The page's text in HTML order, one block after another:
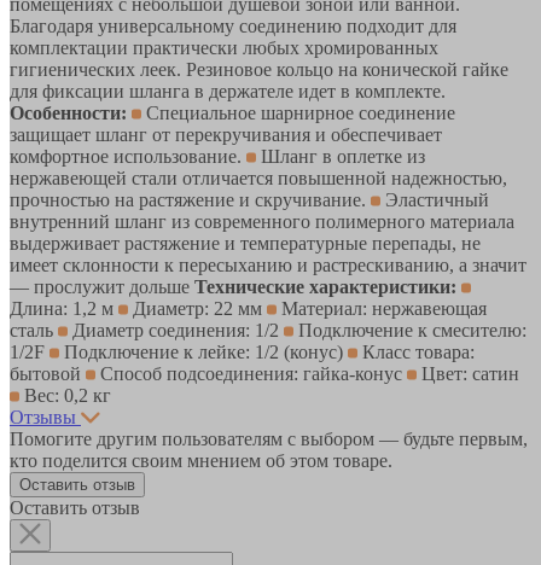
Благодаря универсальному соединению подходит для
комплектации практически любых хромированных
гигиенических леек. Резиновое кольцо на конической гайке
для фиксации шланга в держателе идет в комплекте.
Особенности:
Специальное шарнирное соединение
защищает шланг от перекручивания и обеспечивает
комфортное использование.
Шланг в оплетке из
нержавеющей стали отличается повышенной надежностью,
прочностью на растяжение и скручивание.
Эластичный
внутренний шланг из современного полимерного материала
выдерживает растяжение и температурные перепады, не
имеет склонности к пересыханию и растрескиванию, а значит
— прослужит дольше Технические характеристики:
Длина: 1,2 м
Диаметр: 22 мм
Материал: нержавеющая
сталь
Диаметр соединения: 1/2
Подключение к смесителю:
1/2F
Подключение к лейке: 1/2 (конус)
Класс товара:
бытовой
Способ подсоединения: гайка-конус
Цвет: сатин
Вес: 0,2 кг
Отзывы
Помогите другим пользователям с выбором — будьте первым,
кто поделится своим мнением об этом товаре.
Оставить отзыв
Оставить отзыв